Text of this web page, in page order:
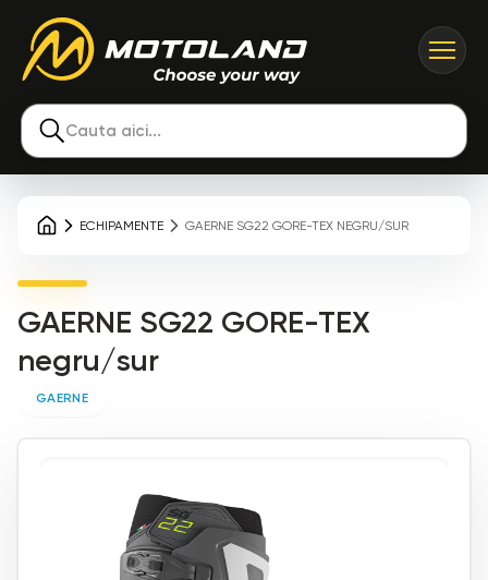
Cauta aici...
ECHIPAMENTE GAERNE SG22 GORE-TEX NEGRU/SUR
GAERNE SG22 GORE-TEX
negru/sur
GAERNE